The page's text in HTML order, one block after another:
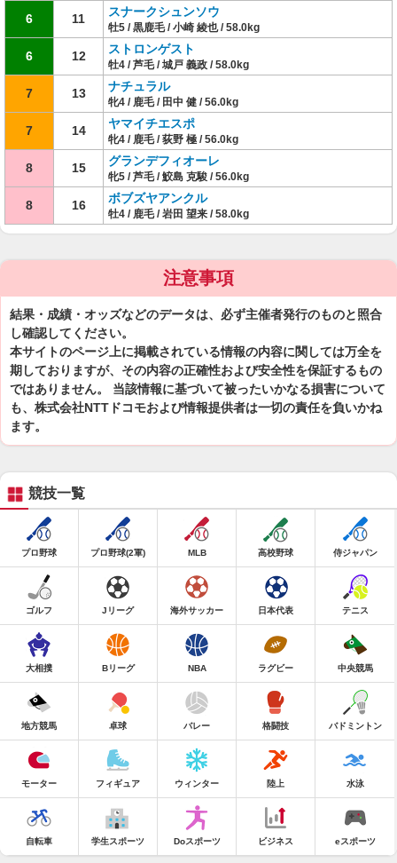
6 11 スナークシュンソウ
牡5 / 黒鹿毛 / 小崎 綾也 / 58.0kg
6 12 ストロンゲスト
牡4 / 芦毛 / 城戸 義政 / 58.0kg
7 13 ナチュラル
牝4 / 鹿毛 / 田中 健 / 56.0kg
7 14 ヤマイチエスポ
牝4 / 鹿毛 / 荻野 極 / 56.0kg
8 15 グランデフィオーレ
牝5 / 芦毛 / 鮫島 克駿 / 56.0kg
8 16 ボブズヤアンクル
牡4 / 鹿毛 / 岩田 望来 / 58.0kg
注意事項
結果・成績・オッズなどのデータは、必ず主催者発行のものと照合
し確認してください。
本サイトのページ上に掲載されている情報の内容に関しては万全を
期しておりますが、その内容の正確性および安全性を保証するもの
ではありません。 当該情報に基づいて被ったいかなる損害について
も、株式会社NTTドコモおよび情報提供者は一切の責任を負いかね
ます。
競技一覧
プロ野球 プロ野球(2軍) MLB 高校野球 侍ジャパン
ゴルフ Jリーグ 海外サッカー 日本代表 テニス
大相撲 Bリーグ NBA ラグビー 中央競馬
地方競馬 卓球 バレー 格闘技 バドミントン
モーター フィギュア ウィンター 陸上 水泳
自転車 学生スポーツ Doスポーツ ビジネス eスポーツ